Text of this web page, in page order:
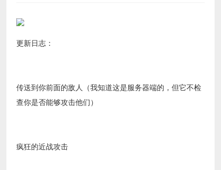
更新日志：
传送到你前面的敌人（我知道这是服务器端的，但它不检
查你是否能够攻击他们）
疯狂的近战攻击